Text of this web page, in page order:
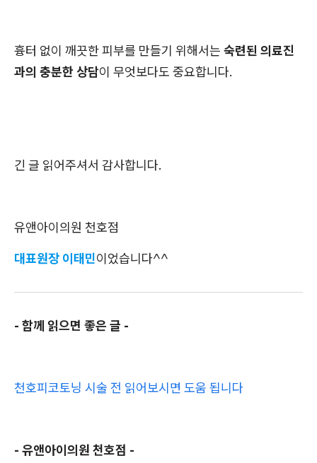
흉터 없이 깨끗한 피부를 만들기 위해서는 숙련된 의료진
과의 충분한 상담이 무엇보다도 중요합니다.
긴 글 읽어주셔서 감사합니다.
유앤아이의원 천호점
대표원장 이태민이었습니다^^
- 함께 읽으면 좋은 글 -
천호피코토닝 시술 전 읽어보시면 도움 됩니다
- 유앤아이의원 천호점 -